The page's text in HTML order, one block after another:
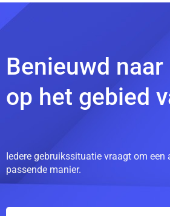
Benieuwd
op het gebied
Iedere gebruikssituatie vraagt om
passende manier.